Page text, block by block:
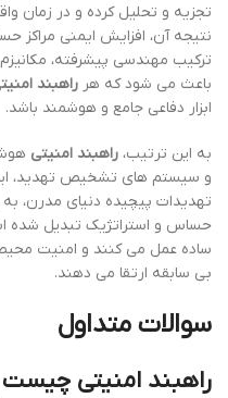
تجزیه و تحلیل کرده و در زمان
نتیجه آن، افزایش ایمنی
ترکیب مهندسی پیشرفته،
باعث می شود که هر راهبند
ابزار دفاعی جامع و هوشمند باشد.
به این ترتیب، راهبند امنیتی
و سیستم های تشخیص تهدید،
تهدیدات پیچیده دنیای مدرن،
حساس و استراتژیک تبدیل شده
ساده عمل می کنند و امنیت
بی سابقه ارتقا می دهند.
سوالات متداول
راهبند امنیتی چیست